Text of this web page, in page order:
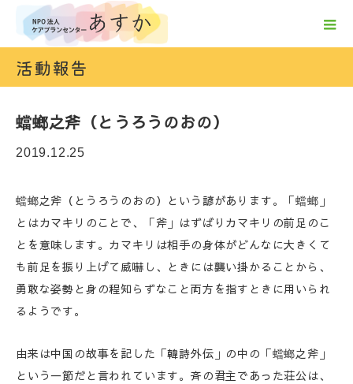
活動報告
蟷螂之斧（とうろうのおの）
2019.12.25
蟷螂之斧（とうろうのおの）という諺があります。「蟷螂」
とはカマキリのことで、「斧」はずばりカマキリの前足のこ
とを意味します。カマキリは相手の身体がどんなに大きくて
も前足を振り上げて威嚇し、ときには襲い掛かることから、
勇敢な姿勢と身の程知らずなこと両方を指すときに用いられ
るようです。
由来は中国の故事を記した「韓詩外伝」の中の「蟷螂之斧」
という一節だと言われています。斉の君主であった荘公は、